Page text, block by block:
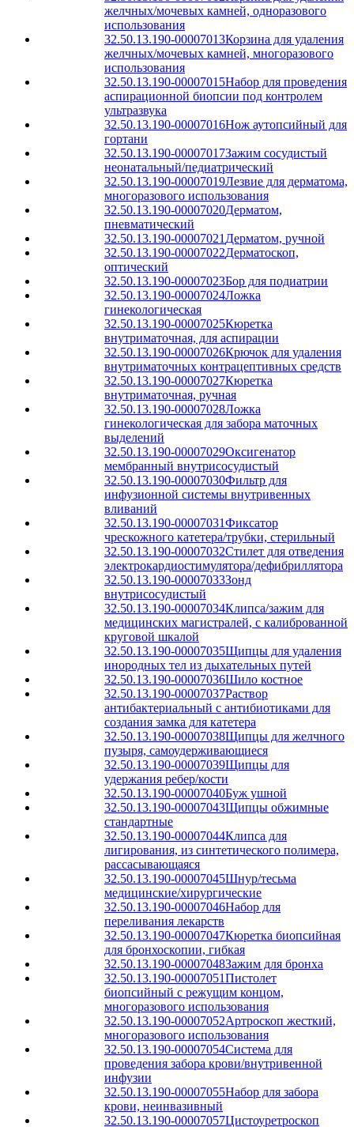
желчных/мочевых камней, одноразового
использования
32.50.13.190-00007013Корзина для удаления
желчных/мочевых камней, многоразового
использования
32.50.13.190-00007015Набор для проведения
аспирационной биопсии под контролем
ультразвука
32.50.13.190-00007016Нож аутопсийный для
гортани
32.50.13.190-00007017Зажим сосудистый
неонатальный/педиатрический
32.50.13.190-00007019Лезвие для дерматома,
многоразового использования
32.50.13.190-00007020Дерматом,
пневматический
32.50.13.190-00007021 Дерматом, ручной
32.50.13.190-00007022Дерматоскоп,
оптический
32.50.13.190-00007023Бор для подиатрии
32.50.13.190-00007024Ложка
гинекологическая
32.50.13.190-00007025Кюретка
внутриматочная, для аспирации
32.50.13.190-00007026Крючок для удаления
внутриматочных контрацептивных средств
32.50.13.190-00007027Кюретка
внутриматочная, ручная
32.50.13.190-00007028Ложка
гинекологическая для забора маточных
выделений
32.50.13.190-00007029Оксигенатор
мембранный внутрисосудистый
32.50.13.190-00007030Фильтр для
инфузионной системы внутривенных
вливаний
32.50.13.190-00007031Фиксатор
чрескожного катетера/трубки, стерильный
32.50.13.190-00007032Стилет для отведения
электрокардиостимулятора/дефибриллятора
32.50.13.190-00007033Зонд
внутрисосудистый
32.50.13.190-00007034Клипса/зажим для
медицинских магистралей, с калиброванной
круговой шкалой
32.50.13.190-00007035Щипцы для удаления
инородных тел из дыхательных путей
32.50.13.190-00007036Шило костное
32.50.13.190-00007037Раствор
антибактериальный с антибиотиками для
создания замка для катетера
32.50.13.190-00007038Щипцы для желчного
пузыря, самоудерживающиеся
32.50.13.190-00007039Щипцы для
удержания ребер/кости
32.50.13.190-00007040Буж ушной
32.50.13.190-00007043Щипцы обжимные
стандартные
32.50.13.190-00007044Клипса для
лигирования, из синтетического полимера,
рассасывающаяся
32.50.13.190-00007045Шнур/тесьма
медицинские/хирургические
32.50.13.190-00007046Набор для
переливания лекарств
32.50.13.190-00007047Кюретка биопсийная
для бронхоскопии, гибкая
32.50.13.190-00007048Зажим для бронха
32.50.13.190-00007051Пистолет
биопсийный с режущим концом,
многоразового использования
32.50.13.190-00007052Артроскоп жесткий,
многоразового использования
32.50.13.190-00007054Система для
проведения забора крови/внутривенной
инфузии
32.50.13.190-00007055Набор для забора
крови, неинвазивный
32.50.13.190-00007057Цистоуретроскоп